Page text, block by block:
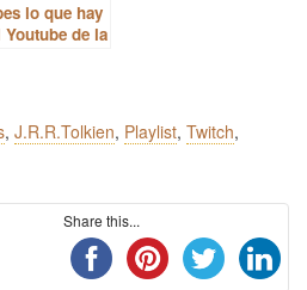
lo que hay
Youtube de la
, J.R.R.Tolkien, Playlist, Twitch,
Share this...